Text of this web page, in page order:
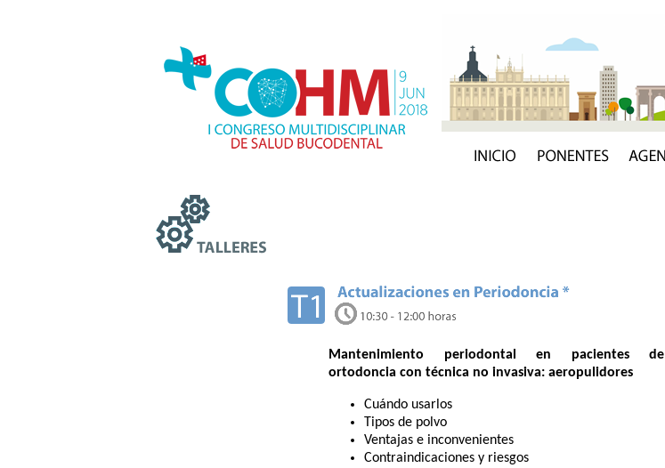
Mantenimiento periodontal en pacientes de
ortodoncia con técnica no invasiva: aeropulidores
Cuándo usarlos
Tipos de polvo
Ventajas e inconvenientes
Contraindicaciones y riesgos